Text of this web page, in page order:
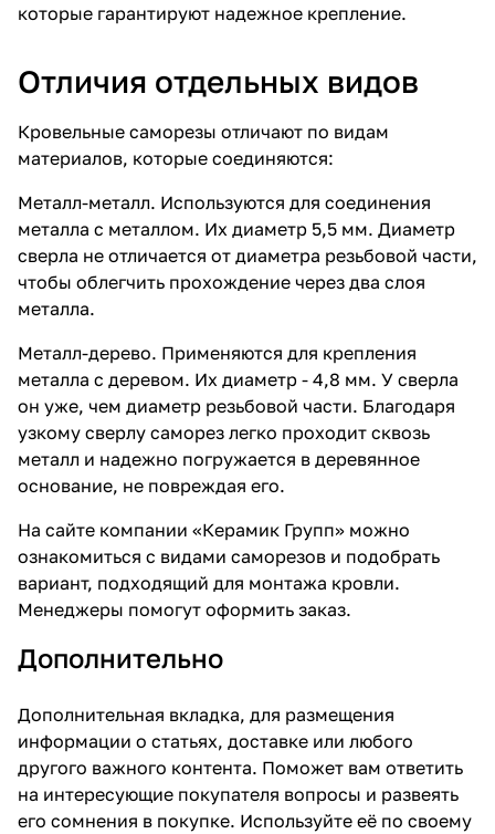
которые гарантируют надежное крепление.
Отличия отдельных видов
Кровельные саморезы отличают по видам
материалов, которые соединяются:
Металл-металл. Используются для соединения
металла с металлом. Их диаметр 5,5 мм. Диаметр
сверла не отличается от диаметра резьбовой части,
чтобы облегчить прохождение через два слоя
металла.
Металл-дерево. Применяются для крепления
металла с деревом. Их диаметр - 4,8 мм. У сверла
он уже, чем диаметр резьбовой части. Благодаря
узкому сверлу саморез легко проходит сквозь
металл и надежно погружается в деревянное
основание, не повреждая его.
На сайте компании «Керамик Групп» можно
ознакомиться с видами саморезов и подобрать
вариант, подходящий для монтажа кровли.
Менеджеры помогут оформить заказ.
Дополнительно
Дополнительная вкладка, для размещения
информации о статьях, доставке или любого
другого важного контента. Поможет вам ответить
на интересующие покупателя вопросы и развеять
его сомнения в покупке. Используйте её по своему